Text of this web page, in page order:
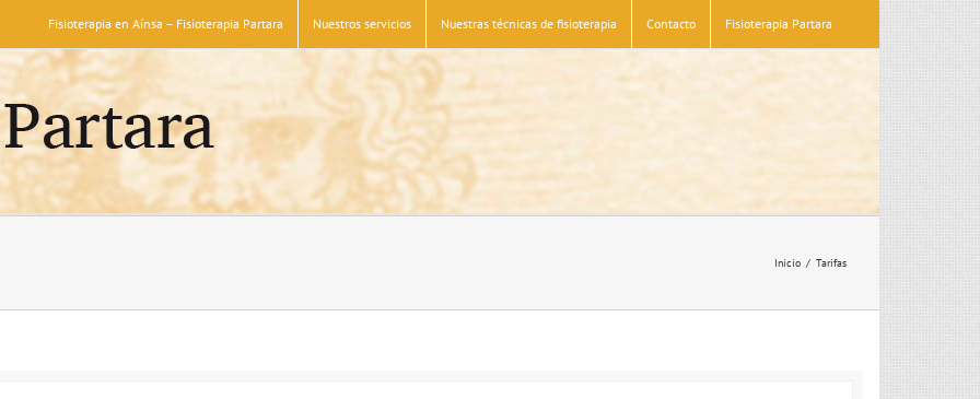
Fisioterapia en Aínsa – Fisioterapia Partara Nuestros servicios Nuestras técnicas de fisioterapia Contacto Fisioterapia Partara
Inicio Tarifas